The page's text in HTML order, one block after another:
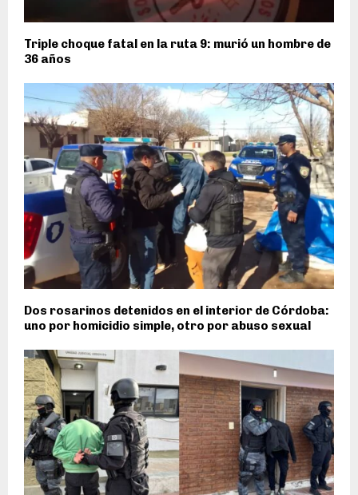
Triple choque fatal en la ruta 9: murió un hombre de
36 años
Dos rosarinos detenidos en el interior de Córdoba:
uno por homicidio simple, otro por abuso sexual